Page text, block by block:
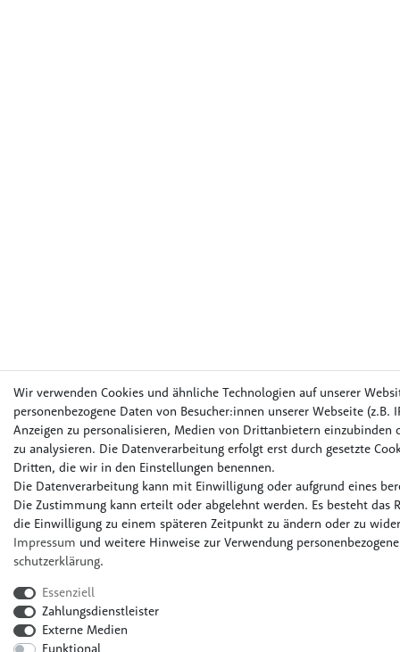
Wir verwenden Cookies und ähnliche Technologien auf unserer
personenbezogene Daten von Besucher:innen unserer Webseite (z.B.
Anzeigen zu personalisieren, Medien von Drittanbietern einzubinden
zu analysieren. Die Datenverarbeitung erfolgt erst durch gesetzte
Dritten, die wir in den Einstellungen benennen.
Die Datenverarbeitung kann mit Einwilligung oder aufgrund eines
Die Zustimmung kann erteilt oder abgelehnt werden. Es besteht das
die Einwilligung zu einem späteren Zeitpunkt zu ändern oder zu
Impressum und weitere Hinweise zur Verwendung
schutz­erklärung.
Essenziell
Zahlungsdienstleister
Externe Medien
Funktional